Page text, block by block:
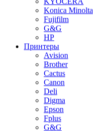
Konica Minolta
Fujifilm
G&G
HP
Принтеры
Avision
Brother
Cactus
Canon
Deli
Digma
Epson
Fplus
G&G